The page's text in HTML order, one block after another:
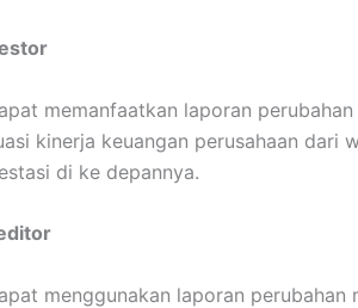
memanfaatkan laporan
kinerja keuangan perusahaan dari
di ke depannya.
menggunakan laporan perubahan